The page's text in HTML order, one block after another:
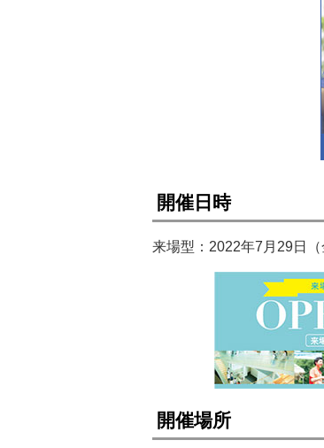
開催日時
来場型：2022年7月29日（
開催場所